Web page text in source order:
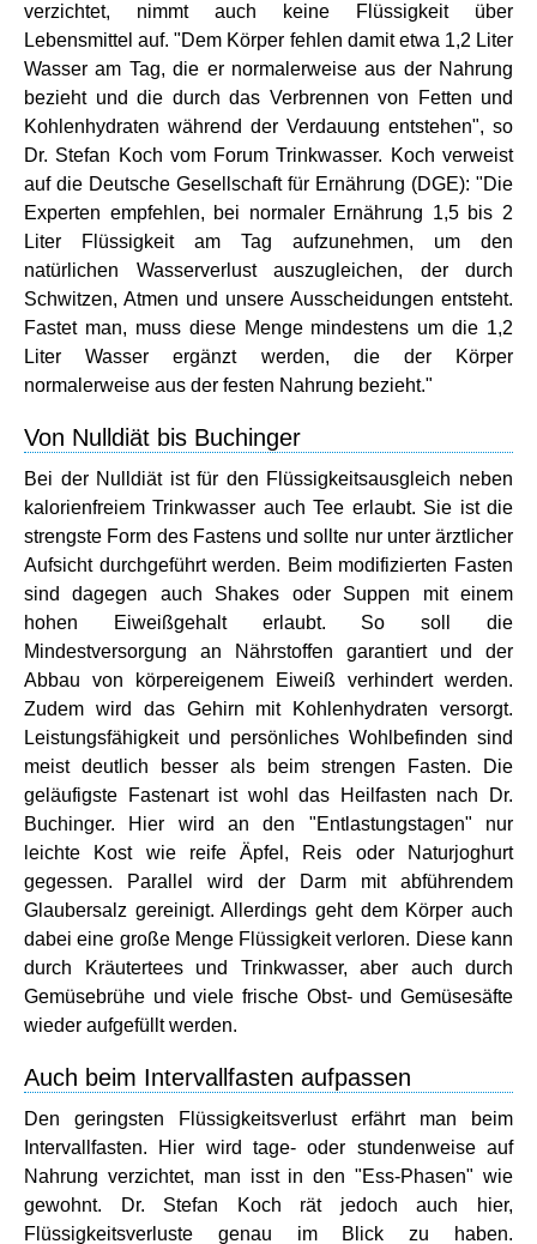
verzichtet, nimmt auch keine Flüssigkeit über
Lebensmittel auf. "Dem Körper fehlen damit etwa 1,2 Liter
Wasser am Tag, die er normalerweise aus der Nahrung
bezieht und die durch das Verbrennen von Fetten und
Kohlenhydraten während der Verdauung entstehen", so
Dr. Stefan Koch vom Forum Trinkwasser. Koch verweist
auf die Deutsche Gesellschaft für Ernährung (DGE): "Die
Experten empfehlen, bei normaler Ernährung 1,5 bis 2
Liter Flüssigkeit am Tag aufzunehmen, um den
natürlichen Wasserverlust auszugleichen, der durch
Schwitzen, Atmen und unsere Ausscheidungen entsteht.
Fastet man, muss diese Menge mindestens um die 1,2
Liter Wasser ergänzt werden, die der Körper
normalerweise aus der festen Nahrung bezieht."
Von Nulldiät bis Buchinger
Bei der Nulldiät ist für den Flüssigkeitsausgleich neben
kalorienfreiem Trinkwasser auch Tee erlaubt. Sie ist die
strengste Form des Fastens und sollte nur unter ärztlicher
Aufsicht durchgeführt werden. Beim modifizierten Fasten
sind dagegen auch Shakes oder Suppen mit einem
hohen Eiweißgehalt erlaubt. So soll die
Mindestversorgung an Nährstoffen garantiert und der
Abbau von körpereigenem Eiweiß verhindert werden.
Zudem wird das Gehirn mit Kohlenhydraten versorgt.
Leistungsfähigkeit und persönliches Wohlbefinden sind
meist deutlich besser als beim strengen Fasten. Die
geläufigste Fastenart ist wohl das Heilfasten nach Dr.
Buchinger. Hier wird an den "Entlastungstagen" nur
leichte Kost wie reife Äpfel, Reis oder Naturjoghurt
gegessen. Parallel wird der Darm mit abführendem
Glaubersalz gereinigt. Allerdings geht dem Körper auch
dabei eine große Menge Flüssigkeit verloren. Diese kann
durch Kräutertees und Trinkwasser, aber auch durch
Gemüsebrühe und viele frische Obst- und Gemüsesäfte
wieder aufgefüllt werden.
Auch beim Intervallfasten aufpassen
Den geringsten Flüssigkeitsverlust erfährt man beim
Intervallfasten. Hier wird tage- oder stundenweise auf
Nahrung verzichtet, man isst in den "Ess-Phasen" wie
gewohnt. Dr. Stefan Koch rät jedoch auch hier,
Flüssigkeitsverluste genau im Blick zu haben.